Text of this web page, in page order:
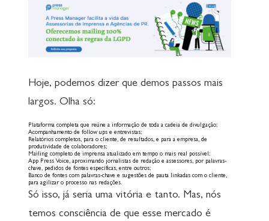
Hoje, podemos dizer que demos passos mais
largos. Olha só:
Plataforma completa que reúne a informação de toda a cadeia de divulgação;
Acompanhamento de follow ups e entrevistas;
Relatórios completos, para o cliente, de resultados, e para a empresa, de
produtividade de colaboradores;
Mailing completo de imprensa atualizado em tempo o mais real possível;
App Press Voice, aproximando jornalistas de redação e assessores, por palavras-
chave, pedidos de fontes específicas, entre outros;
Banco de fontes com palavras-chave e sugestões de pauta linkadas com o cliente,
para agilizar o processo nas redações.
Só isso, já seria uma vitória e tanto. Mas, nós
temos consciência de que esse mercado é